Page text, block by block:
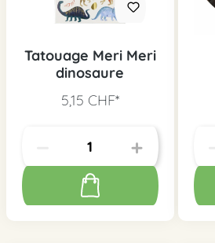
Tatouage Meri Meri
dinosaure
5,15 CHF*